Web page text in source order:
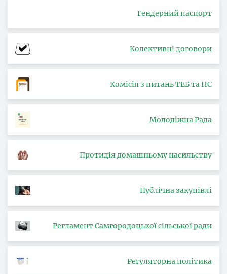
Гендерний паспорт
Колективні договори
Комісія з питань ТЕБ та НС
Молодіжна Рада
Протидія домашньому насильству
Публічна закупівлі
Регламент Самгородоцької сільської ради
Регуляторна політика